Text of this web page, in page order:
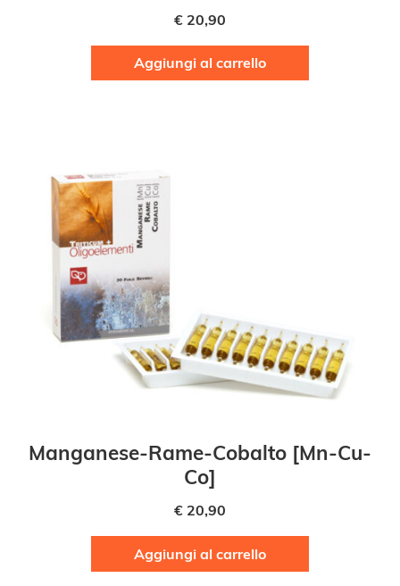
€ 20,90
Aggiungi al carrello
Manganese-Rame-Cobalto [Mn-Cu-
Co]
€ 20,90
Aggiungi al carrello